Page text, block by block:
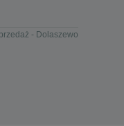
- Dolaszewo